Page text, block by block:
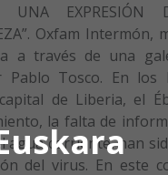
UNA EXPRESIÓN
Oxfam Intermón,
a través de una
Pablo Tosco. En los
de Liberia, el
la falta de
agua corriente, han
del virus. En este